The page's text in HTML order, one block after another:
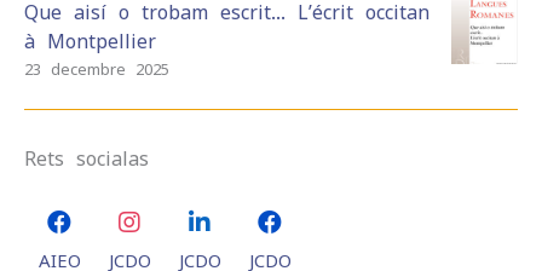
Que aisí o trobam escrit… L’écrit occitan
à Montpellier
23 decembre 2025
Rets socialas
AIEO JCDO JCDO JCDO